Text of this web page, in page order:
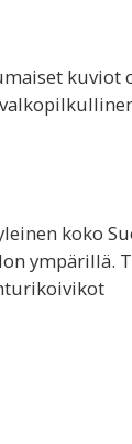
kuviot
koko
ympärillä.